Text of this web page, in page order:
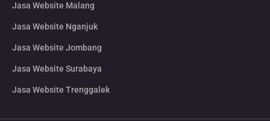
Jasa Website Malang
Jasa Website Nganjuk
Jasa Website Jombang
Jasa Website Surabaya
Jasa Website Trenggalek